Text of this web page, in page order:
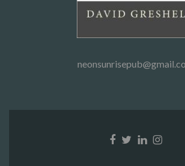
Facebook
Twitter
Linkedin